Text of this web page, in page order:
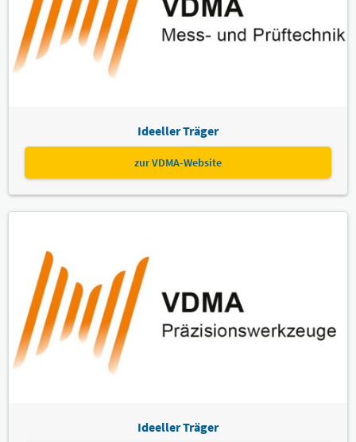
Ideeller Träger
zur VDMA-Website
Ideeller Träger